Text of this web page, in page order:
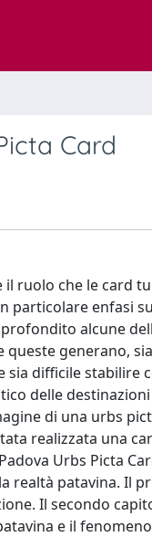
Card
ruolo che le card
particolare enfasi
alcune
generano,
sia difficile stabilire
delle
di una urbs
realizzata una
Urbs Picta
realtà patavina. Il
Il secondo
e il